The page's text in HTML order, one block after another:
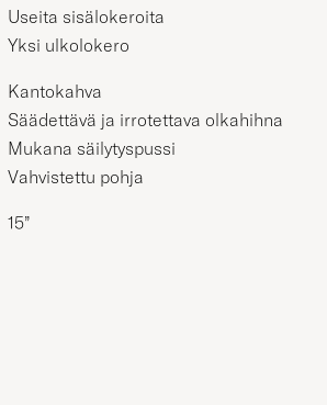
Useita sisälokeroita
Yksi ulkolokero
Kantokahva
Säädettävä ja irrotettava olkahihna
Mukana säilytyspussi
Vahvistettu pohja
15”